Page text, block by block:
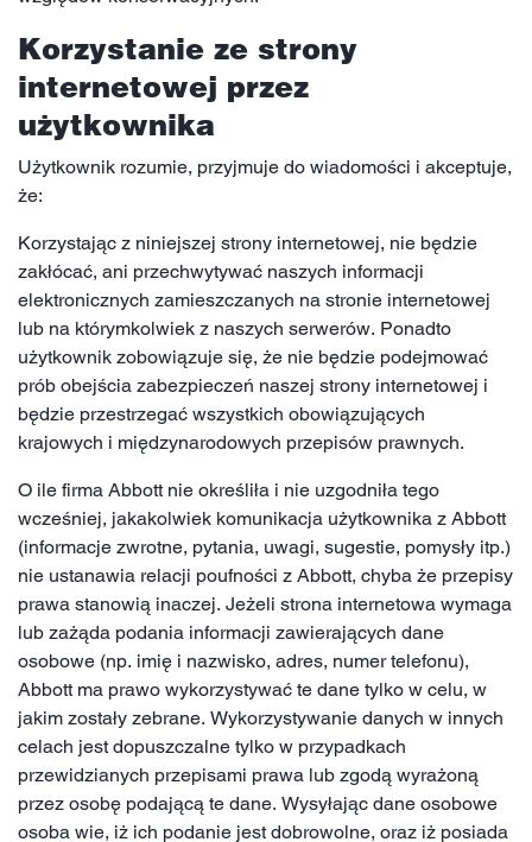
Korzystanie ze strony
internetowej przez
użytkownika
Użytkownik rozumie, przyjmuje do wiadomości i akceptuje,
że:
Korzystając z niniejszej strony internetowej, nie będzie
zakłócać, ani przechwytywać naszych informacji
elektronicznych zamieszczanych na stronie internetowej
lub na którymkolwiek z naszych serwerów. Ponadto
użytkownik zobowiązuje się, że nie będzie podejmować
prób obejścia zabezpieczeń naszej strony internetowej i
będzie przestrzegać wszystkich obowiązujących
krajowych i międzynarodowych przepisów prawnych.
O ile firma Abbott nie określiła i nie uzgodniła tego
wcześniej, jakakolwiek komunikacja użytkownika z Abbott
(informacje zwrotne, pytania, uwagi, sugestie, pomysły itp.)
nie ustanawia relacji poufności z Abbott, chyba że przepisy
prawa stanowią inaczej. Jeżeli strona internetowa wymaga
lub zażąda podania informacji zawierających dane
osobowe (np. imię i nazwisko, adres, numer telefonu),
Abbott ma prawo wykorzystywać te dane tylko w celu, w
jakim zostały zebrane. Wykorzystywanie danych w innych
celach jest dopuszczalne tylko w przypadkach
przewidzianych przepisami prawa lub zgodą wyrażoną
przez osobę podającą te dane. Wysyłając dane osobowe
osoba wie, iż ich podanie jest dobrowolne, oraz iż posiada